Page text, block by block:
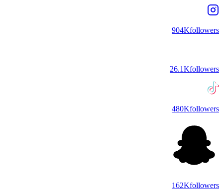
904Kfollowers
26.1Kfollowers
480Kfollowers
162Kfollowers